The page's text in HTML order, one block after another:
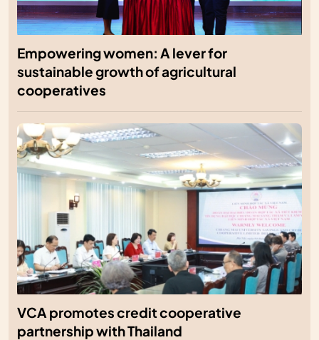
Empowering women: A lever for
sustainable growth of agricultural
cooperatives
VCA promotes credit cooperative
partnership with Thailand